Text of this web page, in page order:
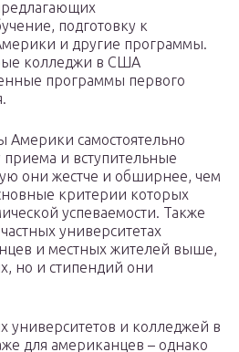
подготовку к
и другие программы.
колледжи в США
программы первого
Америки самостоятельно
и вступительные
они жестче и обширнее, чем
критерии которых
успеваемости. Также
университетах
и местных жителей выше,
но и стипендий они
университетов и колледжей в
для американцев – однако